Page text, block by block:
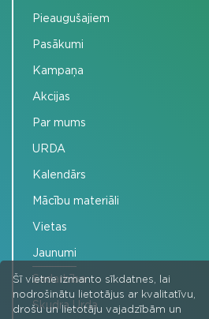
Šī vietne izmanto sīkdatnes, lai
nodrošinātu lietotājus ar kvalitatīvu,
drošu un lietotāju vajadzībām un
Pieaugušajiem
Pasākumi
Kampaņa
Akcijas
Par mums
URDA
Kalendārs
Mācību materiāli
Vietas
Jaunumi
Sadarbība
Skudra Urda